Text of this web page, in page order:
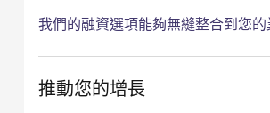
我們的融資選項能夠無縫整合到您的
推動您的增長